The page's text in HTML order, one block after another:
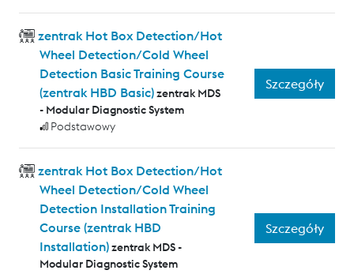
zentrak Hot Box Detection/Hot
Wheel Detection/Cold Wheel
Detection Basic Training Course
(zentrak HBD Basic)zentrak MDS
- Modular Diagnostic System
Podstawowy
Szczegóły
zentrak Hot Box Detection/Hot
Wheel Detection/Cold Wheel
Detection Installation Training
Course (zentrak HBD
Installation)zentrak MDS -
Modular Diagnostic System
Szczegóły